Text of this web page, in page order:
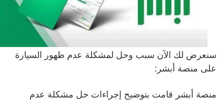
سنعرض لك الآن سبب وحل لمشكلة عدم ظهور السيارة
على منصة أبشر:
منصة أبشر قامت بتوضيح إجراءات حل مشكلة عدم